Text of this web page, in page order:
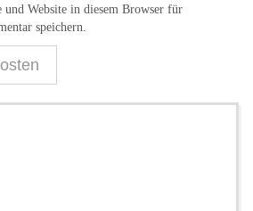
Website in diesem Browser für
speichern.